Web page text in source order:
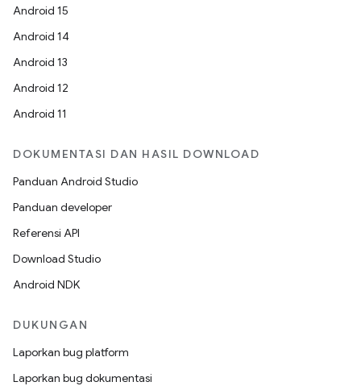
Android 15
Android 14
Android 13
Android 12
Android 11
DOKUMENTASI DAN HASIL DOWNLOAD
Panduan Android Studio
Panduan developer
Referensi API
Download Studio
Android NDK
DUKUNGAN
Laporkan bug platform
Laporkan bug dokumentasi